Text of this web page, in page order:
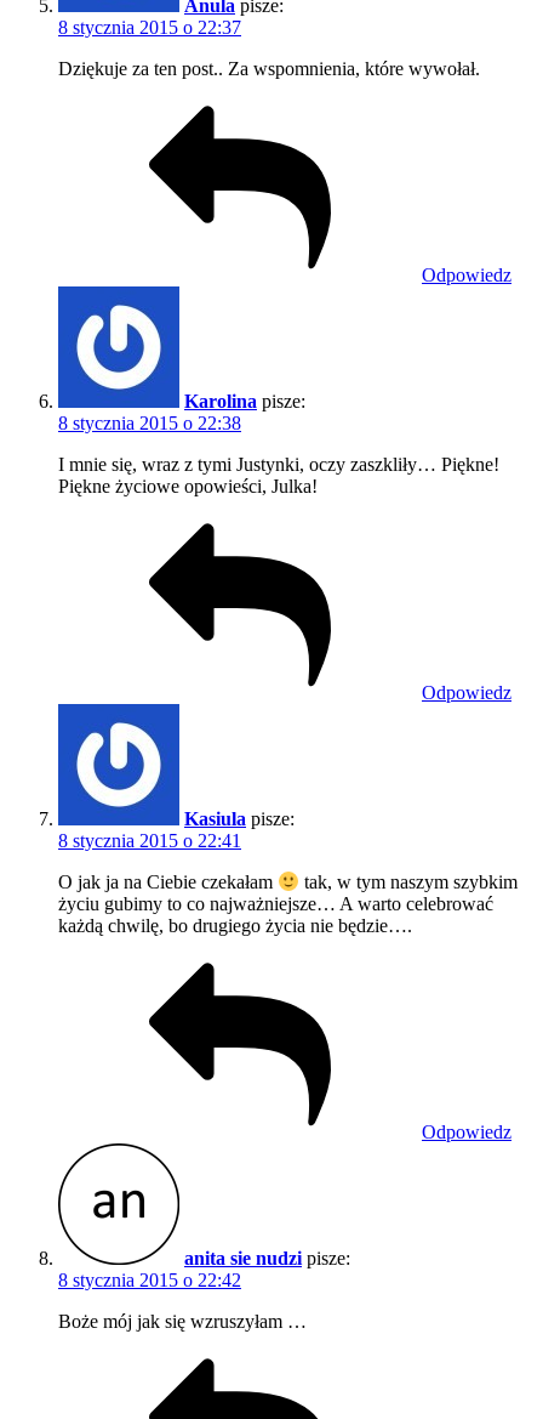
Anula pisze:
8 stycznia 2015 o 22:37
Dziękuje za ten post.. Za wspomnienia, które wywołał.
Odpowiedz
Karolina pisze:
8 stycznia 2015 o 22:38
I mnie się, wraz z tymi Justynki, oczy zaszkliły… Piękne!
Piękne życiowe opowieści, Julka!
Odpowiedz
Kasiula pisze:
8 stycznia 2015 o 22:41
O jak ja na Ciebie czekałam
tak, w tym naszym szybkim
życiu gubimy to co najważniejsze… A warto celebrować
każdą chwilę, bo drugiego życia nie będzie….
Odpowiedz
anita sie nudzi pisze:
8 stycznia 2015 o 22:42
Boże mój jak się wzruszyłam …